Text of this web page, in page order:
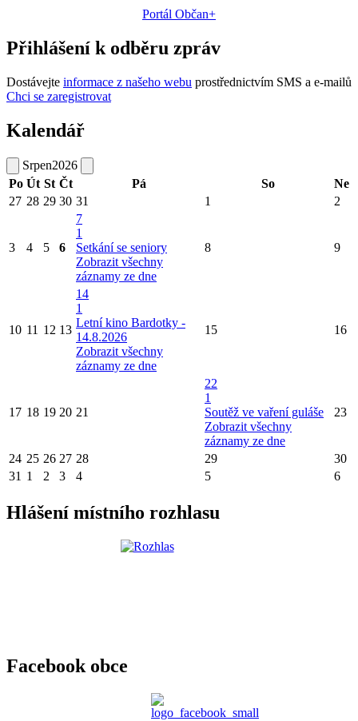
Portál Občan+
Přihlášení k odběru zpráv
Dostávejte informace z našeho webu prostřednictvím SMS a e-mailů
Chci se zaregistrovat
Kalendář
Srpen2026
Po Út St Čt Pá So
Ne
27 28 29 30 31 1 2
3 4 5 6
7
1
Setkání se seniory
Zobrazit všechny
záznamy ze dne
8 9
10 11 12 13
14
1
Letní kino Bardotky -
14.8.2026
Zobrazit všechny
záznamy ze dne
15 16
17 18 19 20 21
22
1
Soutěž ve vaření guláše
Zobrazit všechny
záznamy ze dne
23
24 25 26 27 28 29
30
31 1 2 3 4 5 6
Hlášení místního rozhlasu
Facebook obce